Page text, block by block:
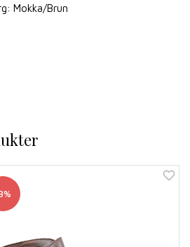
Mokka/Brun